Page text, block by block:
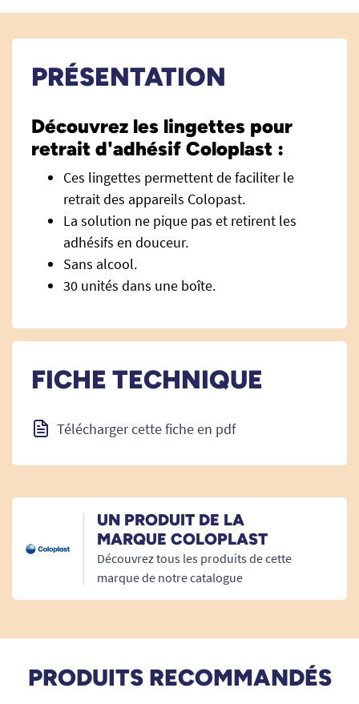
PRÉSENTATION
Découvrez les lingettes pour
retrait d'adhésif Coloplast :
Ces lingettes permettent de faciliter le
retrait des appareils Colopast.
La solution ne pique pas et retirent les
adhésifs en douceur.
Sans alcool.
30 unités dans une boîte.
FICHE TECHNIQUE
Télécharger cette fiche en pdf
UN PRODUIT DE LA
MARQUE COLOPLAST
Découvrez tous les produits de cette
marque de notre catalogue
PRODUITS RECOMMANDÉS